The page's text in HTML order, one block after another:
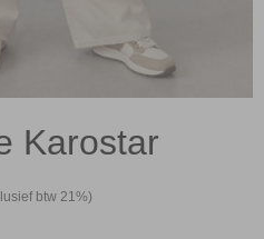
Karostar
btw 21%)